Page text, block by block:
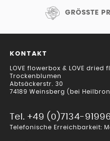
GRÖSSTE
KONTAKT
LOVE flowerbox & LOVE
Trockenblumen
Abtsäckerstr. 30
74189 Weinsberg (bei
Tel. +49 (0)7134-
Telefonische Erreichbarkeit: